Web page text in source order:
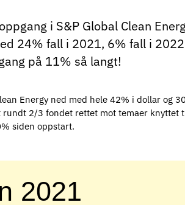
i S&P Global Clean
24% fall i 2021, 6% fall i
på 11% så langt!
Energy ned med hele 42% i dollar og
2/3 fondet rettet mot temaer knyttet
siden oppstart.